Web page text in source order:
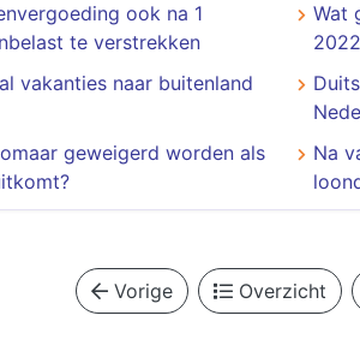
ook na 1
te verstrekken
Wat
vakanties naar buitenland
geweigerd worden als
Na
Vorige Overzicht